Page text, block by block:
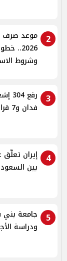
2
موعد صرف
2026..
وشروط
3
فدان و7 قراريط ببنى سويف
4
إيران
بين
5
جامعة
ودراسة